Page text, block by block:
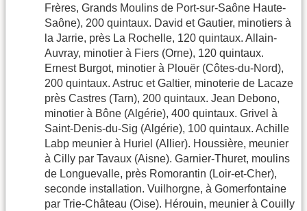
Frères, Grands Moulins de Port-sur-Saône Haute-
Saône), 200 quintaux. David et Gautier, minotiers à
la Jarrie, près La Rochelle, 120 quintaux. Allain-
Auvray, minotier à Fiers (Orne), 120 quintaux.
Ernest Burgot, minotier à Plouër (Côtes-du-Nord),
200 quintaux. Astruc et Galtier, minoterie de Lacaze
près Castres (Tarn), 200 quintaux. Jean Debono,
minotier à Bône (Algérie), 400 quintaux. Grivel à
Saint-Denis-du-Sig (Algérie), 100 quintaux. Achille
Labp meunier à Huriel (Allier). Houssière, meunier
à Cilly par Tavaux (Aisne). Garnier-Thuret, moulins
de Longuevalle, près Romorantin (Loir-et-Cher),
seconde installation. Vuilhorgne, à Gomerfontaine
par Trie-Château (Oise). Hérouin, meunier à Couilly